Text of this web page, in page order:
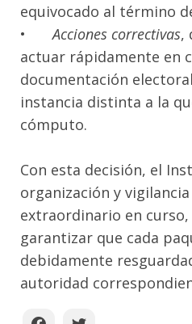
equivocado al término
•
Acciones correctivas,
actuar rápidamente en
documentación
instancia distinta a la
cómputo.
Con esta decisión, el
organización y
extraordinario en
garantizar que cada
debidamente
autoridad